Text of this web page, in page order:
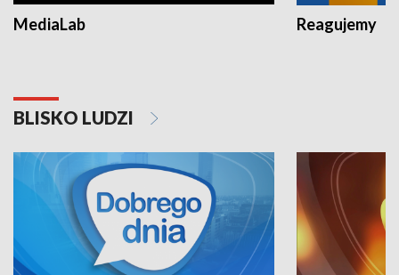
MediaLab Reagujemy
BLISKO LUDZI